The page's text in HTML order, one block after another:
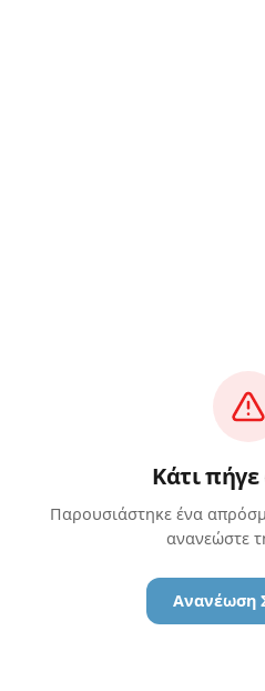
Κάτι
Παρουσιάστηκε ένα
ανανεώστε
Ανανέωση